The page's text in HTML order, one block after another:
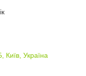
Київ, Україна